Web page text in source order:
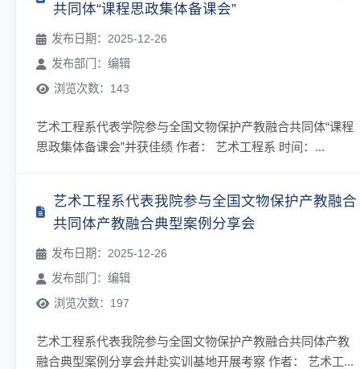
共同体“课程思政集体备课会”
发布日期：2025-12-26
发布部门：编辑
浏览次数：143
艺术工程系代表学院参与全国文物保护产教融合共同体“课程
思政集体备课会”并获佳绩 作者： 艺术工程系 时间：...
艺术工程系代表我院参与全国文物保护产教融合
共同体产教融合典型案例分享会
发布日期：2025-12-26
发布部门：编辑
浏览次数：197
艺术工程系代表我院参与全国文物保护产教融合共同体产教
融合典型案例分享会并赴实训基地开展考察 作者： 艺术工...